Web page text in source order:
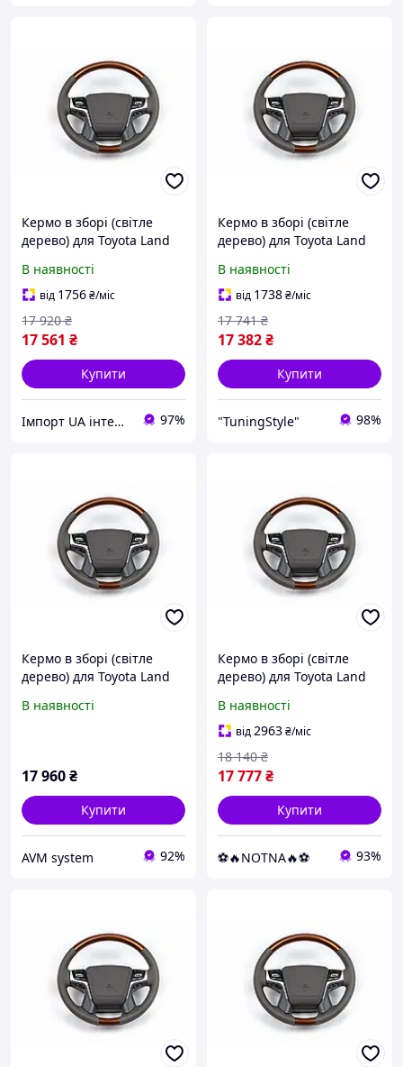
Кермо в зборі (світле
дерево) для Toyota Land
2023 рр
В наявності
від 1756₴/міс
17 561 ₴
17 920 ₴
Купити
Імпорт UA інтернет магазин 97%
Кермо в зборі (світле
дерево) для Toyota Land
2023 рр
В наявності
від 1738₴/міс
17 382₴
17 741 ₴
Купити
"TuningStyle" 98%
Кермо в зборі (світле
дерево) для Toyota Land
2023 рр
В наявності
17 960₴
Купити
AVM system 92%
Кермо в зборі (світле
дерево) для Toyota Land
2023 рр
В наявності
від2963₴/міс
17 777₴
18 140 ₴
Купити
⚽️🔥NOTNA🔥⚽️ 93%